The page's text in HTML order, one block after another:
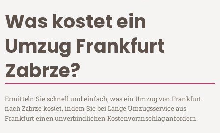
Was kostet ein
Umzug Frankfurt
Zabrze?
Ermitteln Sie schnell und einfach, was ein Umzug von Frankfurt
nach Zabrze kostet, indem Sie bei Lange Umzugsservice aus
Frankfurt einen unverbindlichen Kostenvoranschlag anfordern.